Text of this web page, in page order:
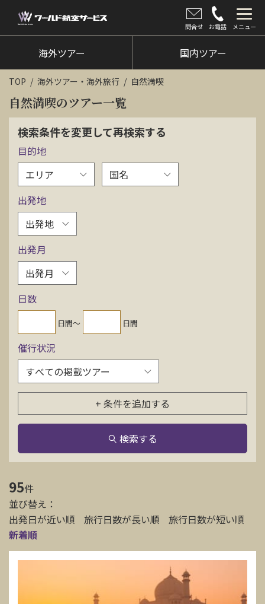
問合せ お電話 メニュー
海外ツアー
国内ツアー
クルーズツアー
ツアー催行状況
旅のひろば
イベント
新着情報
会社情報
資料請求
電話にてお問い合わせ
検索
海外ツアー 国内ツアー
TOP 海外ツアー・海外旅行 自然満喫
自然満喫のツアー一覧
検索条件を変更して再検索する
目的地
出発地
出発月
日数
日間〜 日間
催行状況
+ 条件を追加する
検索する
95件
並び替え：
出発日が近い順
旅行日数が長い順
旅行日数が短い順
新着順